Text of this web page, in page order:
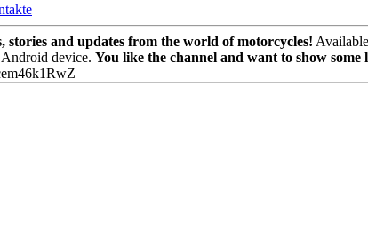
and updates from the world of motorcycles!
device. You like the channel and want to show some